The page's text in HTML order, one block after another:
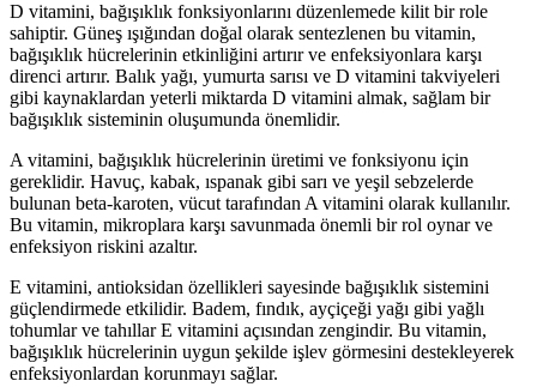
D vitamini, bağışıklık fonksiyonlarını düzenlemede kilit bir role
sahiptir. Güneş ışığından doğal olarak sentezlenen bu vitamin,
bağışıklık hücrelerinin etkinliğini artırır ve enfeksiyonlara karşı
direnci artırır. Balık yağı, yumurta sarısı ve D vitamini takviyeleri
gibi kaynaklardan yeterli miktarda D vitamini almak, sağlam bir
bağışıklık sisteminin oluşumunda önemlidir.
A vitamini, bağışıklık hücrelerinin üretimi ve fonksiyonu için
gereklidir. Havuç, kabak, ıspanak gibi sarı ve yeşil sebzelerde
bulunan beta-karoten, vücut tarafından A vitamini olarak kullanılır.
Bu vitamin, mikroplara karşı savunmada önemli bir rol oynar ve
enfeksiyon riskini azaltır.
E vitamini, antioksidan özellikleri sayesinde bağışıklık sistemini
güçlendirmede etkilidir. Badem, fındık, ayçiçeği yağı gibi yağlı
tohumlar ve tahıllar E vitamini açısından zengindir. Bu vitamin,
bağışıklık hücrelerinin uygun şekilde işlev görmesini destekleyerek
enfeksiyonlardan korunmayı sağlar.